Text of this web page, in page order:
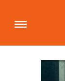
"¿Para
nuevos